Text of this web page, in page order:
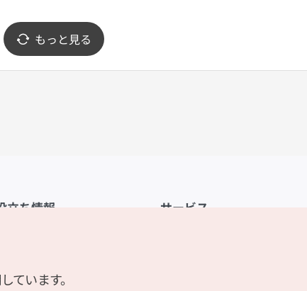
もっと見る
立ち情報
料ダウンロード
サービス
ています。